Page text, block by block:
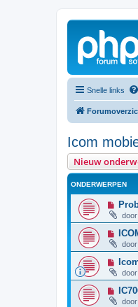
Snelle links
Icom
Nieuw
ONDERWERPEN
door
door
door
door